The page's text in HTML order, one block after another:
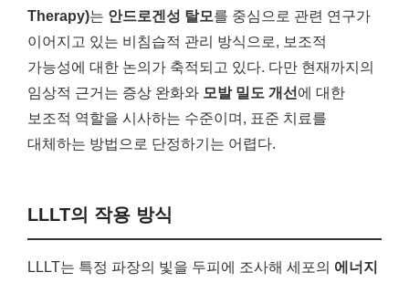
Therapy)는 안드로겐성 탈모를 중심으로 관련 연구가
이어지고 있는 비침습적 관리 방식으로, 보조적
가능성에 대한 논의가 축적되고 있다. 다만 현재까지의
임상적 근거는 증상 완화와 모발 밀도 개선 에 대한
보조적 역할을 시사하는 수준이며, 표준 치료를
대체하는 방법으로 단정하기는 어렵다.
LLLT의 작용 방식
LLLT는 특정 파장의 빛을 두피에 조사해 세포의 에너지